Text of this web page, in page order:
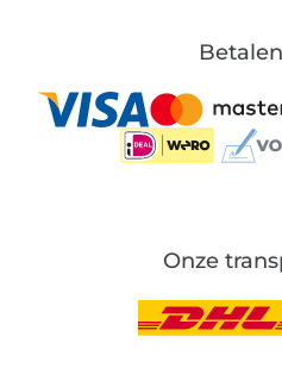
Onze